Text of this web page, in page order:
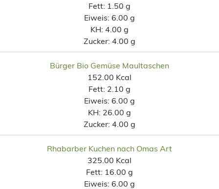
Fett: 1.50 g
Eiweis: 6.00 g
KH: 4.00 g
Zucker: 4.00 g
Bürger Bio Gemüse Maultaschen
152.00 Kcal
Fett: 2.10 g
Eiweis: 6.00 g
KH: 26.00 g
Zucker: 4.00 g
Rhabarber Kuchen nach Omas Art
325.00 Kcal
Fett: 16.00 g
Eiweis: 6.00 g